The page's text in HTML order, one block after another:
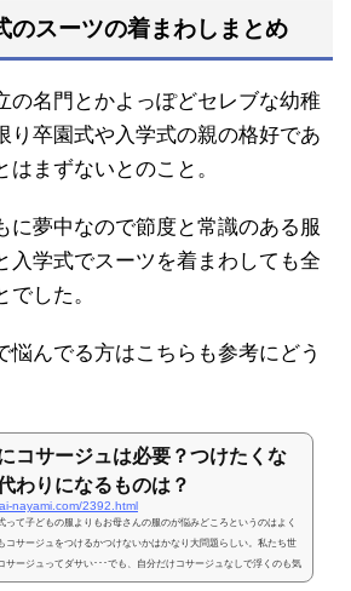
のスーツの着まわしまとめ
の名門とかよっぽどセレブな幼稚
り卒園式や入学式の親の格好であ
まずないとのこと。
に夢中なので節度と常識のある服
入学式でスーツを着まわしても全
した。
悩んでる方はこちらも参考にどう
コサージュは必要？つけたくな
わりになるものは？
nayami.com/2392.html
って子どもの服よりもお母さんの服のが悩みどころというのはよく
コサージュをつけるかつけないかはかなり大問題らしい。私たち世
サージュってダサい･･･でも、自分だけコサージュなしで浮くのも気
わけで、今回は友人ママたちのコサージュ事情について紹介しま